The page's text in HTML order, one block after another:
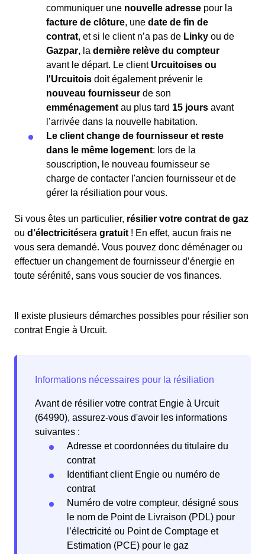
communiquer une nouvelle adresse pour la
facture de clôture, une date de fin de
contrat, et si le client n’a pas de Linky ou de
Gazpar, la dernière relève du compteur
avant le départ. Le client Urcuitoises ou
l'Urcuitois doit également prévenir le
nouveau fournisseur de son
emménagement au plus tard 15 jours avant
l’arrivée dans la nouvelle habitation.
Le client change de fournisseur et reste
dans le même logement: lors de la
souscription, le nouveau fournisseur se
charge de contacter l'ancien fournisseur et de
gérer la résiliation pour vous.
Si vous êtes un particulier, résilier votre contrat de gaz
ou d’électricitésera gratuit ! En effet, aucun frais ne
vous sera demandé. Vous pouvez donc déménager ou
effectuer un changement de fournisseur d’énergie en
toute sérénité, sans vous soucier de vos finances.
Il existe plusieurs démarches possibles pour résilier son
contrat Engie à Urcuit.
Avant de résilier votre contrat Engie à Urcuit
(64990), assurez-vous d'avoir les informations
suivantes :
Adresse et coordonnées du titulaire du
contrat
Identifiant client Engie ou numéro de
contrat
Numéro de votre compteur, désigné sous
le nom de Point de Livraison (PDL) pour
l’électricité ou Point de Comptage et
Estimation (PCE) pour le gaz